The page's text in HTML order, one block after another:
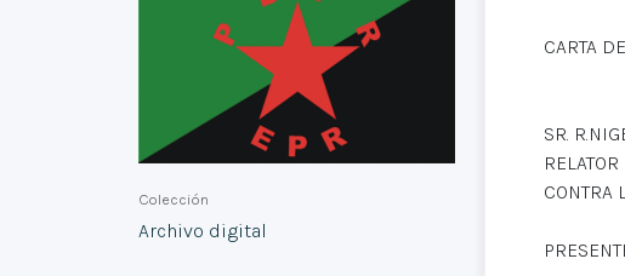
Colección
Archivo digital
CARTA
SR.
CONTRA